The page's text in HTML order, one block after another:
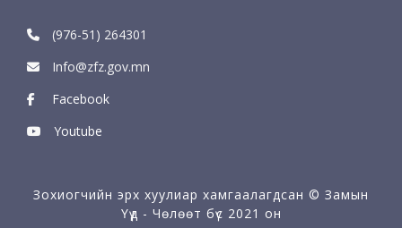
(976-51) 264301
Info@zfz.gov.mn
Facebook
Youtube
Зохиогчийн эрх хуулиар хамгаалагдсан © Замын
Үүд - Чөлөөт бүс 2021 он